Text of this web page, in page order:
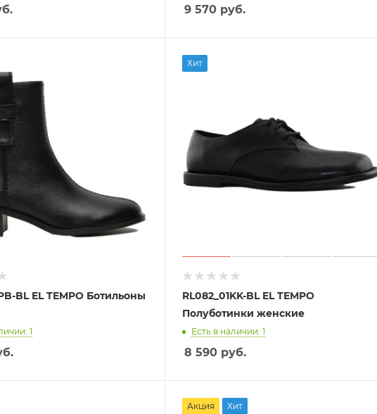
9 570 руб.
Ботильоны
1
Хит
RL082_01KK-BL EL TEMPO
Полуботинки женские
Есть в наличии: 1
8 590 руб.
Акция Хит